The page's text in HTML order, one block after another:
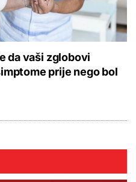
da vaši zglobovi
prije nego bol